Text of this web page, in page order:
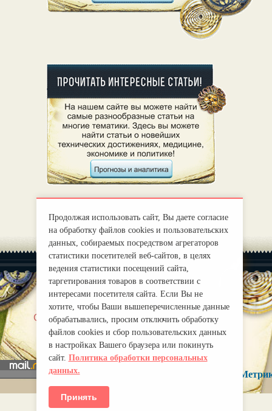
О нас
Правила
mirprognoz@mail.ru
Продолжая использовать сайт, Вы даете согласие
на обработку файлов cookies и пользовательских
данных, собираемых посредством агрегаторов
статистики посетителей веб-сайтов, в целях
ведения статистики посещений сайта,
таргетирования товаров в соответствии с
интересами посетителя сайта. Если Вы не
хотите, чтобы Ваши вышеперечисленные данные
обрабатывались, просим отключить обработку
файлов cookies и сбор пользовательских данных
в настройках Вашего браузера или покинуть
сайт. Политика обработки персональных
данных.
Принять